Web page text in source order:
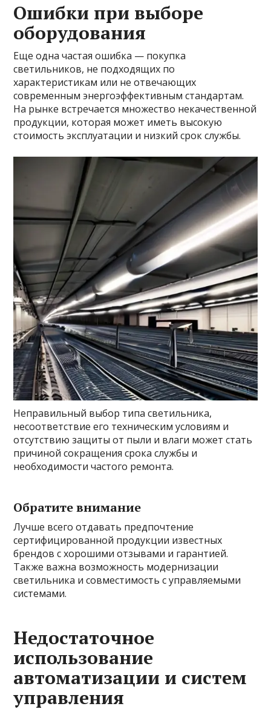
Ошибки при выборе
оборудования
Еще одна частая ошибка — покупка
светильников, не подходящих по
характеристикам или не отвечающих
современным энергоэффективным стандартам.
На рынке встречается множество некачественной
продукции, которая может иметь высокую
стоимость эксплуатации и низкий срок службы.
Неправильный выбор типа светильника,
несоответствие его техническим условиям и
отсутствию защиты от пыли и влаги может стать
причиной сокращения срока службы и
необходимости частого ремонта.
Обратите внимание
Лучше всего отдавать предпочтение
сертифицированной продукции известных
брендов с хорошими отзывами и гарантией.
Также важна возможность модернизации
светильника и совместимость с управляемыми
системами.
Недостаточное
использование
автоматизации и систем
управления